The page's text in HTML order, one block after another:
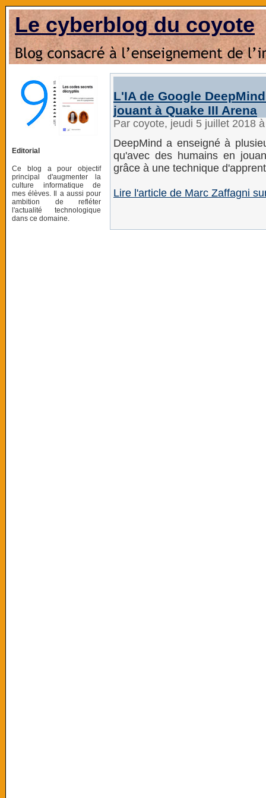
Le cyberblog du coyote
Editorial
Ce blog a pour objectif
principal d'augmenter la
culture informatique de
mes élèves. Il a aussi pour
ambition de refléter
l'actualité technologique
dans ce domaine.
L'IA de Google
jouant à Quake III Arena
Par coyote, jeudi 5 juillet 2018
DeepMind a enseigné à
qu'avec des humains en
grâce à une technique
Lire l'article de Marc Zaffagni